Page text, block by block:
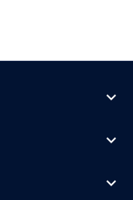
expand_more
expand_more
expand_more